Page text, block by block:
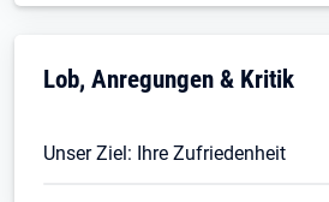
Öffnet in neuem Tab
Lob, Anregungen & Kritik
Unser Ziel: Ihre Zufriedenheit